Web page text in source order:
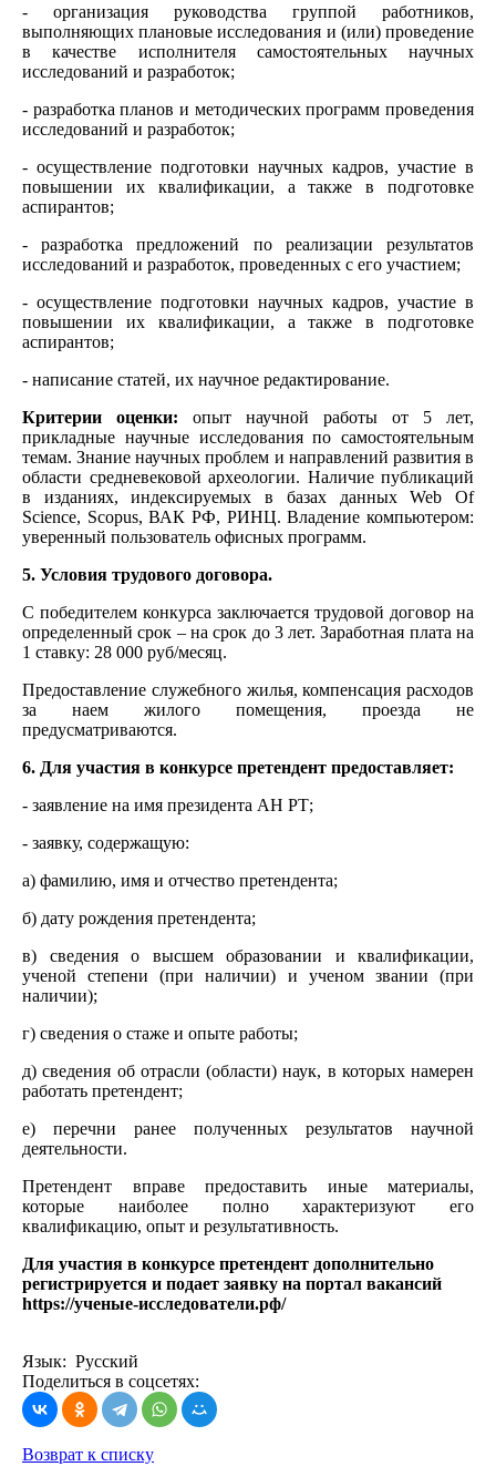
- организация руководства группой работников,
выполняющих плановые исследования и (или) проведение
в качестве исполнителя самостоятельных научных
исследований и разработок;
- разработка планов и методических программ проведения
исследований и разработок;
- осуществление подготовки научных кадров, участие в
повышении их квалификации, а также в подготовке
аспирантов;
- разработка предложений по реализации результатов
исследований и разработок, проведенных с его участием;
- осуществление подготовки научных кадров, участие в
повышении их квалификации, а также в подготовке
аспирантов;
- написание статей, их научное редактирование.
Критерии оценки: опыт научной работы от 5 лет,
прикладные научные исследования по самостоятельным
темам. Знание научных проблем и направлений развития в
области средневековой археологии. Наличие публикаций
в изданиях, индексируемых в базах данных Web Of
Science, Scopus, ВАК РФ, РИНЦ. Владение компьютером:
уверенный пользователь офисных программ.
5. Условия трудового договора.
С победителем конкурса заключается трудовой договор на
определенный срок – на срок до 3 лет. Заработная плата на
1 ставку: 28 000 руб/месяц.
Предоставление служебного жилья, компенсация расходов
за наем жилого помещения, проезда не
предусматриваются.
6. Для участия в конкурсе претендент предоставляет:
- заявление на имя президента АН РТ;
- заявку, содержащую:
а) фамилию, имя и отчество претендента;
б) дату рождения претендента;
в) сведения о высшем образовании и квалификации,
ученой степени (при наличии) и ученом звании (при
наличии);
г) сведения о стаже и опыте работы;
д) сведения об отрасли (области) наук, в которых намерен
работать претендент;
е) перечни ранее полученных результатов научной
деятельности.
Претендент вправе предоставить иные материалы,
которые наиболее полно характеризуют его
квалификацию, опыт и результативность.
Для участия в конкурсе претендент дополнительно
регистрируется и подает заявку на портал вакансий
https://ученые-исследователи.рф/
Язык: Русский
Поделиться в соцсетях:
Возврат к списку